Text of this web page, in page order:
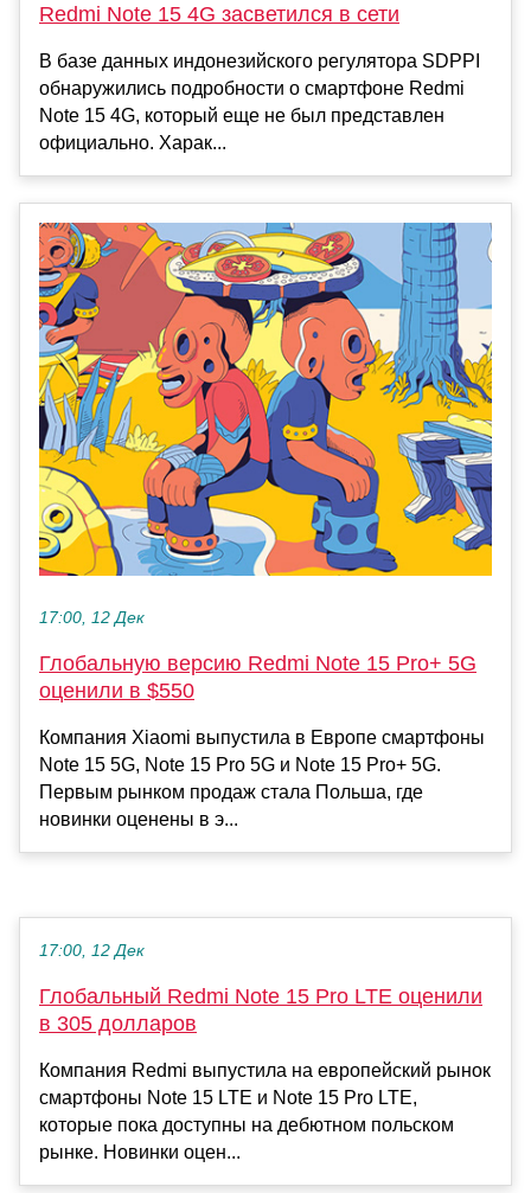
Redmi Note 15 4G засветился в сети
В базе данных индонезийского регулятора SDPPI
обнаружились подробности о смартфоне Redmi
Note 15 4G, который еще не был представлен
официально. Харак...
17:00, 12 Дек
Глобальную версию Redmi Note 15 Pro+ 5G
оценили в $550
Компания Xiaomi выпустила в Европе смартфоны
Note 15 5G, Note 15 Pro 5G и Note 15 Pro+ 5G.
Первым рынком продаж стала Польша, где
новинки оценены в э...
17:00, 12 Дек
Глобальный Redmi Note 15 Pro LTE оценили
в 305 долларов
Компания Redmi выпустила на европейский рынок
смартфоны Note 15 LTE и Note 15 Pro LTE,
которые пока доступны на дебютном польском
рынке. Новинки оцен...